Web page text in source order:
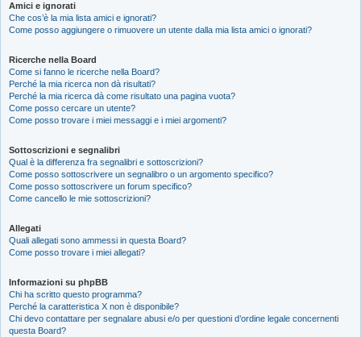
Amici e ignorati
Che cos’è la mia lista amici e ignorati?
Come posso aggiungere o rimuovere un utente dalla mia lista amici o ignorati?
Ricerche nella Board
Come si fanno le ricerche nella Board?
Perché la mia ricerca non dà risultati?
Perché la mia ricerca dà come risultato una pagina vuota?
Come posso cercare un utente?
Come posso trovare i miei messaggi e i miei argomenti?
Sottoscrizioni e segnalibri
Qual è la differenza fra segnalibri e sottoscrizioni?
Come posso sottoscrivere un segnalibro o un argomento specifico?
Come posso sottoscrivere un forum specifico?
Come cancello le mie sottoscrizioni?
Allegati
Quali allegati sono ammessi in questa Board?
Come posso trovare i miei allegati?
Informazioni su phpBB
Chi ha scritto questo programma?
Perché la caratteristica X non è disponibile?
Chi devo contattare per segnalare abusi e/o per questioni d’ordine legale concernenti
questa Board?